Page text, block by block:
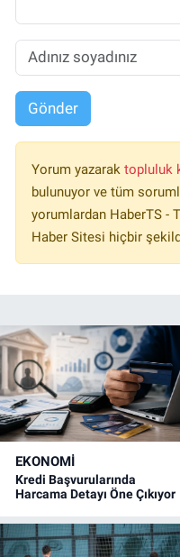
Gönder
Yorum yazarak topluluk
bulunuyor ve tüm
yorumlardan HaberTS -
Haber Sitesi hiçbir
EKONOMİ
Kredi Başvurularında
Harcama Detayı Öne Çıkıyor